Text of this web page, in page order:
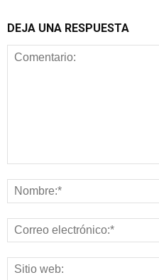
DEJA UNA RESPUESTA